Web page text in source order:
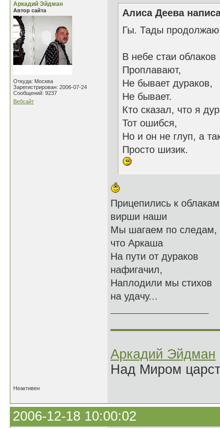
Аркадий Эйдман
Автор сайта
Откуда: Москва
Зарегистрирован: 2006-07-24
Сообщений: 9237
Вебсайт
Алиса Деева
Гы. Тады продолжаю
В небе стаи облаков
Проплавают,
Не бывает дураков,
Не бывает.
Кто сказал, что я
Тот ошибся,
Но и он не глуп, а
Просто шизик.
Прицепились к облакам
вирши наши
Мы шагаем по следам,
что Аркаша
На пути от дураков
нафигачил,
Наплодили мы стихов
на удачу...
Аркадий Эйдман
Над Миром
Неактивен
2006-12-18 10:00:02